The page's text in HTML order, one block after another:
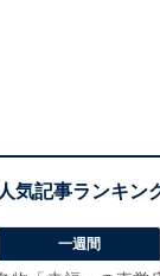
一週間